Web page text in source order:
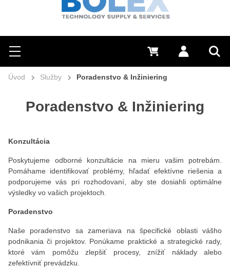
Hľadať
Menu Prihlásiť sa
0 €
Úvod Služby Poradenstvo & Inžiniering
Poradenstvo & Inžiniering
Konzultácia
Poskytujeme odborné konzultácie na mieru vašim potrebám.
Pomáhame identifikovať problémy, hľadať efektívne riešenia a
podporujeme vás pri rozhodovaní, aby ste dosiahli optimálne
výsledky vo vašich projektoch.
Poradenstvo
Naše poradenstvo sa zameriava na špecifické oblasti vášho
podnikania či projektov. Ponúkame praktické a strategické rady,
ktoré vám pomôžu zlepšiť procesy, znížiť náklady alebo
zefektívniť prevádzku.